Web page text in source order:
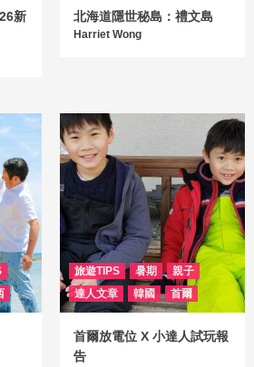
新
北海道隱世秘島：禮文島
Harriet Wong
旅遊TIPS 暑期
親子
達人文章
韓國 首爾
首爾放電位 X 小達人試玩報
告